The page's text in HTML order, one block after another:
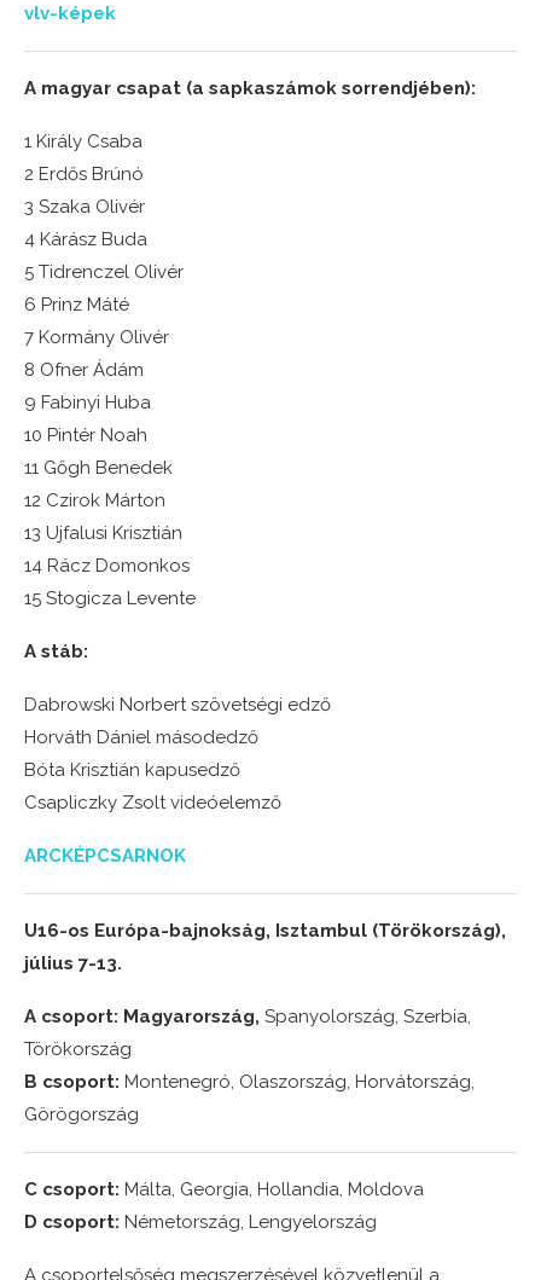
vlv-képek
A magyar csapat (a sapkaszámok sorrendjében):
1 Király Csaba
2 Erdős Brúnó
3 Szaka Olivér
4 Kárász Buda
5 Tidrenczel Olivér
6 Prinz Máté
7 Kormány Olivér
8 Ofner Ádám
9 Fabinyi Huba
10 Pintér Noah
11 Gőgh Benedek
12 Czirok Márton
13 Ujfalusi Krisztián
14 Rácz Domonkos
15 Stogicza Levente
A stáb:
Dabrowski Norbert szövetségi edző
Horváth Dániel másodedző
Bóta Krisztián kapusedző
Csapliczky Zsolt videóelemző
ARCKÉPCSARNOK
U16-os Európa-bajnokság, Isztambul (Törökország),
július 7-13.
A csoport: Magyarország, Spanyolország, Szerbia,
Törökország
B csoport: Montenegró, Olaszország, Horvátország,
Görögország
C csoport: Málta, Georgia, Hollandia, Moldova
D csoport: Németország, Lengyelország
A csoportelsőség megszerzésével közvetlenül a